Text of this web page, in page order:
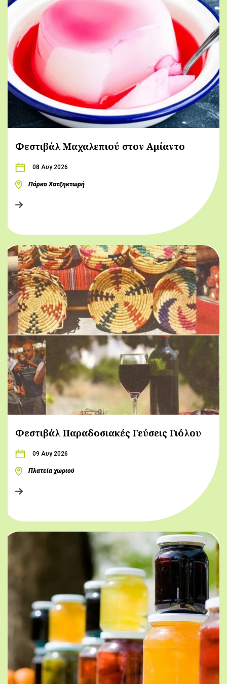
Φεστιβάλ Μαχαλεπιού στον Αμίαντο
08 Αυγ 2026
Πάρκο Χατζηκτωρή
Φεστιβάλ Παραδοσιακές Γεύσεις Γιόλου
09 Αυγ 2026
Πλατεία χωριού